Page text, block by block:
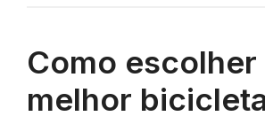
Como escolher
melhor